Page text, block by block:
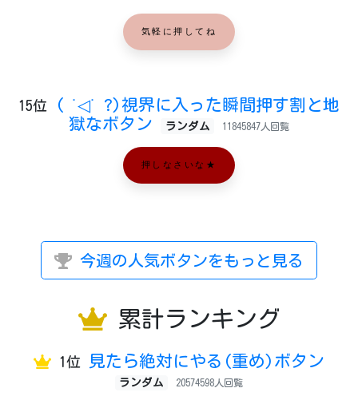
気軽に押してね
15位
( ˙◁˙ ?)視界に入った瞬間押す割と地
獄なボタン
ランダム 11845847人回覧
押しなさいな★
今週の人気ボタンをもっと見る
累計ランキング
1位 見たら絶対にやる(重め)ボタン
ランダム 20574598人回覧